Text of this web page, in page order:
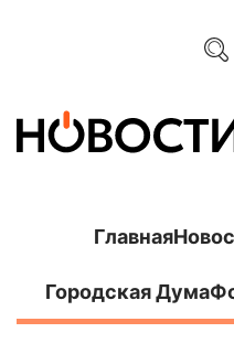
Главная
Городская Дума